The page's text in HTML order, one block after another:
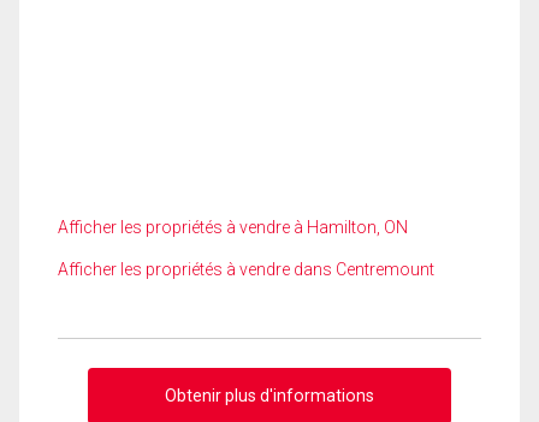
Afficher les propriétés à vendre à Hamilton, ON
Afficher les propriétés à vendre dans Centremount
Obtenir plus d'informations